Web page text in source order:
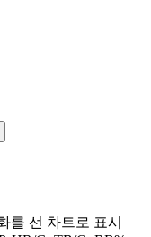
를 선 차트로 표시